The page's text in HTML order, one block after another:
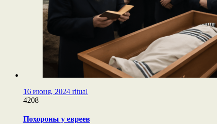
16 июня, 2024 ritual
4208
Похороны у евреев